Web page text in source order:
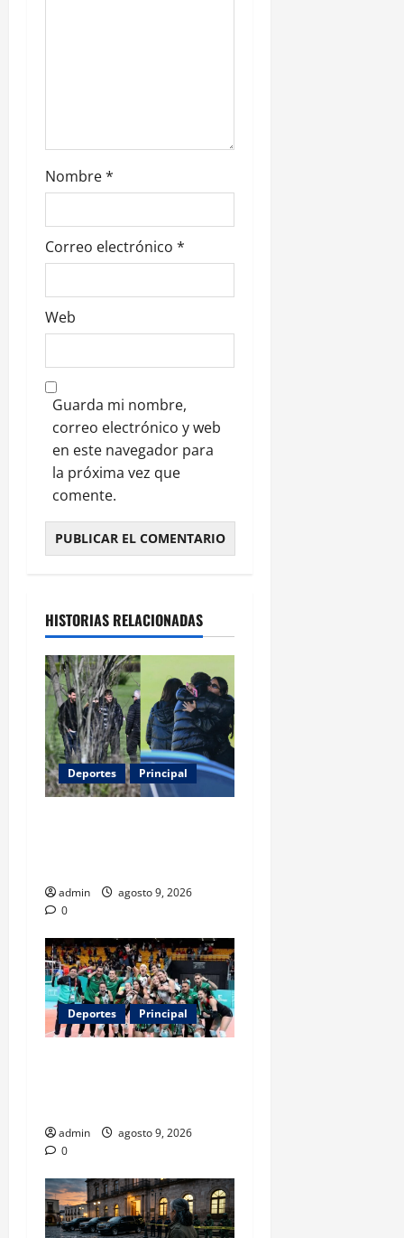
a
d
s
Nombre*
Correo electrónico *
Web
Guarda mi nombre,
correo electrónico y web
en este navegador para
la próxima vez que
comente.
HISTORIAS RELACIONADAS
Deportes Principal
admin
agosto 9, 2026
0
Deportes Principal
admin
agosto 9, 2026
0